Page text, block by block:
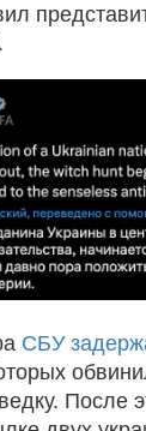
СБУ
После